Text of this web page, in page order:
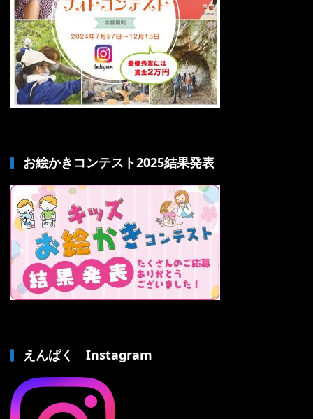
お絵かきコンテスト2025結果発表
えんぱく Instagram